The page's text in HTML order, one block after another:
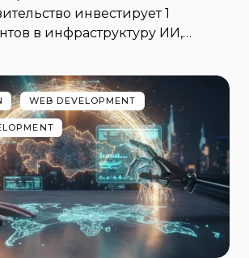
инвестирует 1
в инфраструктуру ИИ,…
WEB DEVELOPMENT